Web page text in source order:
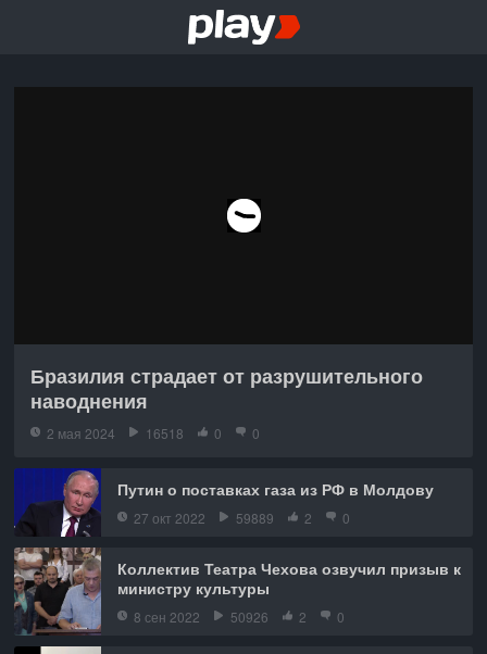
Бразилия страдает от разрушительного
наводнения
2 мая 2024 16518 0 0
Путин о поставках газа из РФ в Молдову
27 окт 2022 59889 2 0
Коллектив Театра Чехова озвучил призыв к
министру культуры
8 сен 2022 50926 2 0